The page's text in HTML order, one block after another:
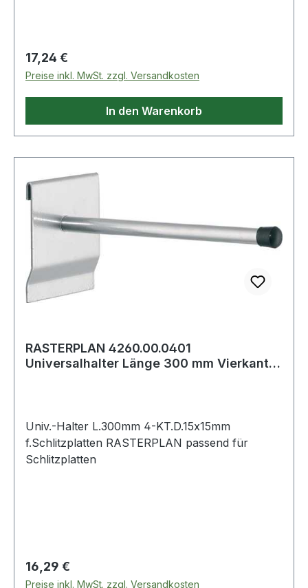
Regulärer Preis:
17,24 €
Preise inkl. MwSt. zzgl. Versandkosten
In den Warenkorb
RASTERPLAN 4260.00.0401
Universalhalter Länge 300 mm Vierkant Ø
Univ.-Halter L.300mm 4-KT.D.15x15mm
f.Schlitzplatten RASTERPLAN passend für
Schlitzplatten
Regulärer Preis:
16,29 €
Preise inkl. MwSt. zzgl. Versandkosten